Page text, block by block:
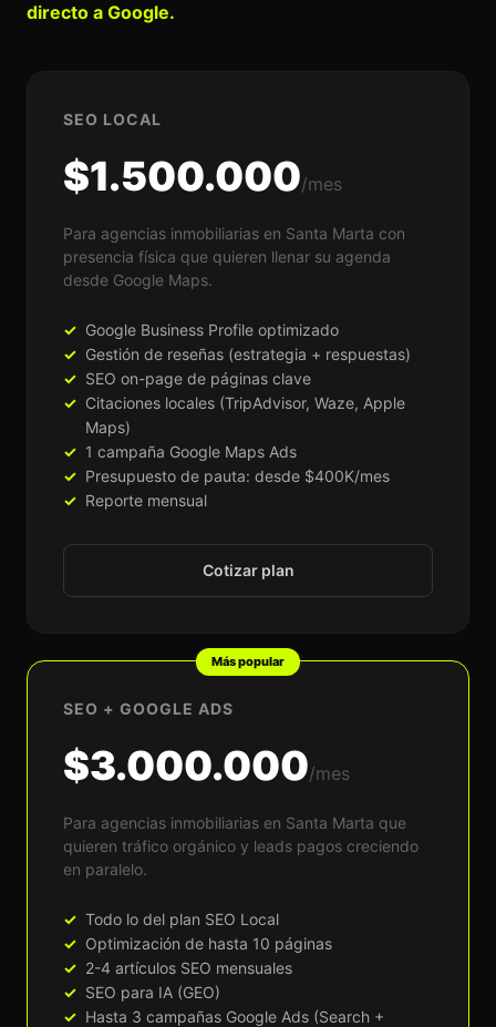
directo a Google.
SEO LOCAL
$1.500.000/mes
Para agencias inmobiliarias en Santa Marta con
presencia física que quieren llenar su agenda
desde Google Maps.
Google Business Profile optimizado
Gestión de reseñas (estrategia + respuestas)
SEO on-page de páginas clave
Citaciones locales (TripAdvisor, Waze, Apple
Maps)
1 campaña Google Maps Ads
Presupuesto de pauta: desde $400K/mes
Reporte mensual
Cotizar plan
Más popular
SEO + GOOGLE ADS
$3.000.000/mes
Para agencias inmobiliarias en Santa Marta que
quieren tráfico orgánico y leads pagos creciendo
en paralelo.
Todo lo del plan SEO Local
Optimización de hasta 10 páginas
2-4 artículos SEO mensuales
SEO para IA (GEO)
Hasta 3 campañas Google Ads (Search +